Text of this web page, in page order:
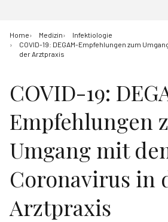
Home Medizin
Infektiologie
COVID-19: DEGAM-Empfehlungen zum
der Arztpraxis
COVID-19:
Empfehlungen
Umgang mit
Coronavirus in
Arztpraxis